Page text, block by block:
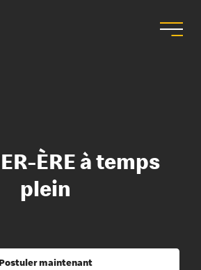
ÈRE à temps
plein
Postuler maintenant